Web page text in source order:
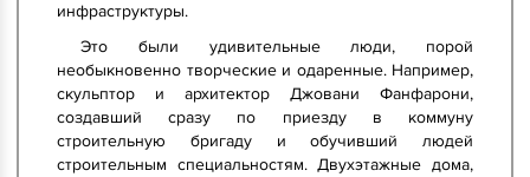
инфраструктуры.
Это были удивительные люди, порой
необыкновенно творческие и одаренные. Например,
скульптор и архитектор Джовани Фанфарони,
создавший сразу по приезду в коммуну
строительную бригаду и обучивший людей
строительным специальностям. Двухэтажные дома,